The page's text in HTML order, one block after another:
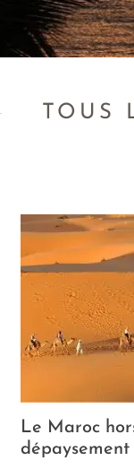
TOUS
Le Maroc